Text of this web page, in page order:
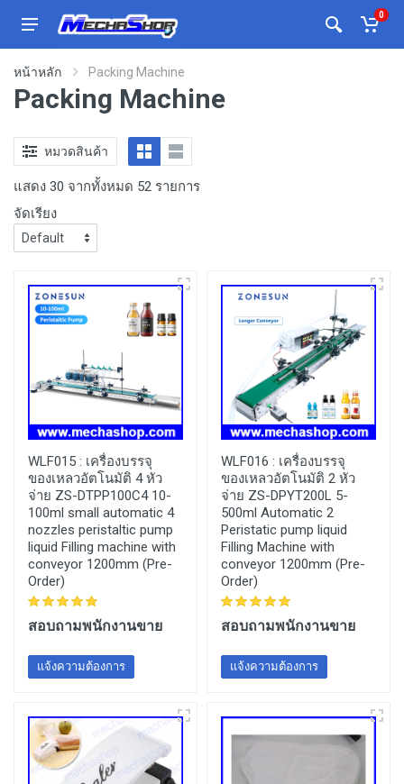
0
หน้าหลัก Packing Machine
Packing Machine
หมวดสินค้า
แสดง 30 จากทั้งหมด 52 รายการ
จัดเรียง
WLF015 : เครื่องบรรจุ
ของเหลวอัตโนมัติ 4 หัว
จ่าย ZS-DTPP100C4 10-
100ml small automatic 4
nozzles peristaltic pump
liquid Filling machine with
conveyor 1200mm (Pre-
Order)
สอบถามพนักงานขาย
แจ้งความต้องการ
WLF016 : เครื่องบรรจุ
ของเหลวอัตโนมัติ 2 หัว
จ่าย ZS-DPYT200L 5-
500ml Automatic 2
Peristatic pump liquid
Filling Machine with
conveyor 1200mm (Pre-
Order)
สอบถามพนักงานขาย
แจ้งความต้องการ